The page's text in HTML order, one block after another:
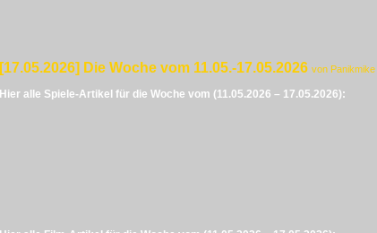
[17.05.2026] Die Woche vom 11.05.-17.05.2026 von Panikmike
Hier alle Spiele-Artikel für die Woche vom (11.05.2026 – 17.05.2026):